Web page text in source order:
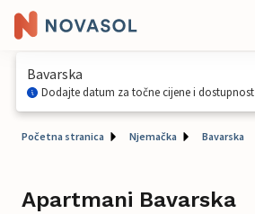
Bavarska
Dodajte datum za točne cijene i dostupnost
Početna stranica Njemačka Bavarska
Apartmani Bavarska